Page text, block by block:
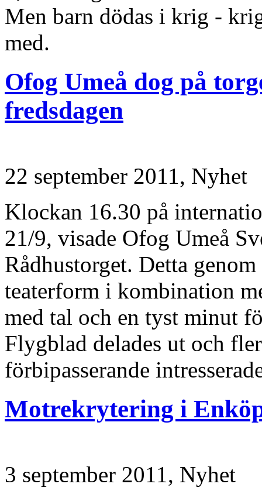
Men barn dödas i krig -
med.
Ofog Umeå dog på
fredsdagen
22 september 2011, Nyhet
Klockan 16.30 på
21/9, visade Ofog Umeå
Rådhustorget. Detta
teaterform i kombination
med tal och en tyst minut
Flygblad delades ut och
förbipasserande
Motrekrytering i
3 september 2011, Nyhet